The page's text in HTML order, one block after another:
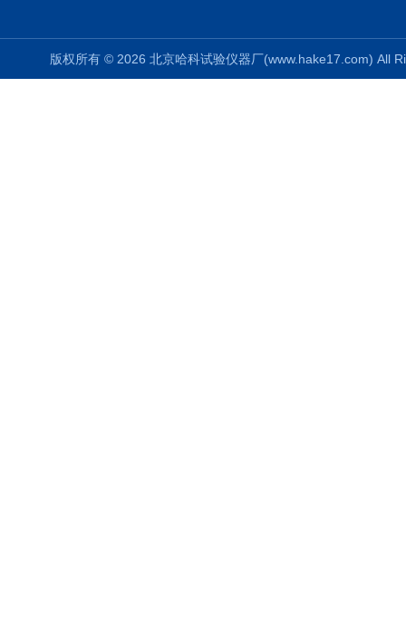
版权所有 © 2026 北京哈科试验仪器厂(www.hake17.com)